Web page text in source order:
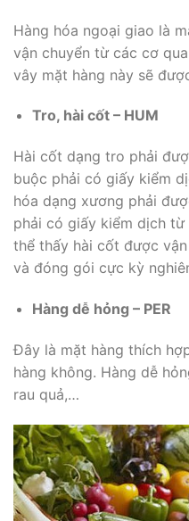
Hàng hóa ngoại giao là
vận chuyển từ các cơ
vây mặt hàng này sẽ
Tro, hài cốt – HUM
Hài cốt dạng tro phải
buộc phải có giấy kiểm
hóa dạng xương phải
phải có giấy kiểm dịch
thể thấy hài cốt được
và đóng gói cực kỳ
Hàng dễ hỏng – PER
Đây là mặt hàng thích
hàng không. Hàng dễ
rau quả,…